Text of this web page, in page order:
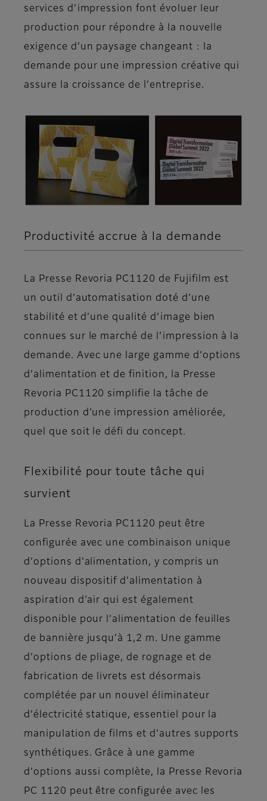
services d’impression font évoluer leur
production pour répondre à la nouvelle
exigence d’un paysage changeant : la
demande pour une impression créative qui
assure la croissance de l’entreprise.
Productivité accrue à la demande
La Presse Revoria PC1120 de Fujifilm est
un outil d’automatisation doté d’une
stabilité et d’une qualité d’image bien
connues sur le marché de l’impression à la
demande. Avec une large gamme d’options
d’alimentation et de finition, la Presse
Revoria PC1120 simplifie la tâche de
production d’une impression améliorée,
quel que soit le défi du concept.
Flexibilité pour toute tâche qui
survient
La Presse Revoria PC1120 peut être
configurée avec une combinaison unique
d’options d’alimentation, y compris un
nouveau dispositif d’alimentation à
aspiration d’air qui est également
disponible pour l’alimentation de feuilles
de bannière jusqu’à 1,2 m. Une gamme
d’options de pliage, de rognage et de
fabrication de livrets est désormais
complétée par un nouvel éliminateur
d’électricité statique, essentiel pour la
manipulation de films et d’autres supports
synthétiques. Grâce à une gamme
d’options aussi complète, la Presse Revoria
PC 1120 peut être configurée avec les